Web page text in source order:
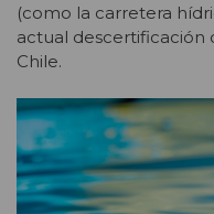
(como la carretera
actual descertificación
Chile.